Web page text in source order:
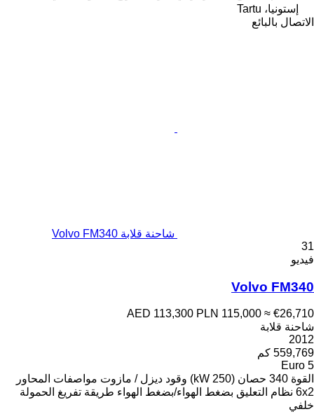
إستونيا، Tartu
الاتصال بالبائع
شاحنة قلابة Volvo FM340
31
فيديو
Volvo FM340
AED 113,300 PLN 115,000 ≈ €26,710
شاحنة قلابة
2012
559,769 كم
Euro 5
القوة 340 حصان (250 kW) وقود ديزل / مازوت مواصفات المحاور
6x2 نظام التعليق بضغط الهواء/بضغط الهواء طريقة تفريغ الحمولة
خلفي